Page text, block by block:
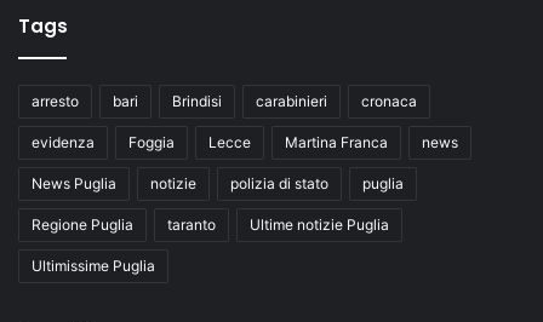
Tags
arresto bari Brindisi carabinieri cronaca
evidenza Foggia Lecce Martina Franca news
News Puglia notizie polizia di stato puglia
Regione Puglia taranto Ultime notizie Puglia
Ultimissime Puglia